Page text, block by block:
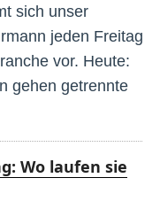
sich unser
jeden Freitag
vor. Heute:
gehen getrennte
Wo laufen sie